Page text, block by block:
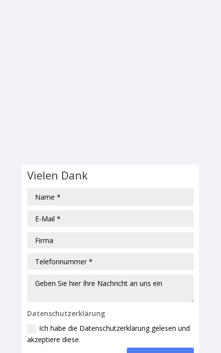
Vielen Dank
Datenschutzerklärung
Ich habe die Datenschutzerklärung gelesen und
akzeptiere diese.